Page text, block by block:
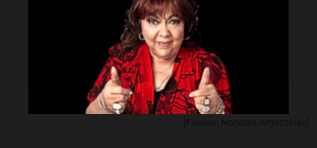
Video
¿Cuándo y dónde se jugará el próximo
El sábado a las 16.30 horas en La
Bombonera.